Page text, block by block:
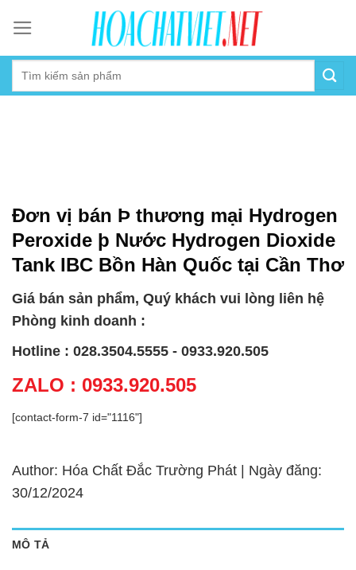
content
Đơn vị bán Þ thương mại Hydrogen
Peroxide þ Nước Hydrogen Dioxide
Tank IBC Bồn Hàn Quốc tại Cần Thơ
Giá bán sản phẩm, Quý khách vui lòng liên hệ
Phòng kinh doanh :
Hotline : 028.3504.5555 - 0933.920.505
ZALO : 0933.920.505
[contact-form-7 id="1116"]
Author: Hóa Chất Đắc Trường Phát | Ngày đăng:
30/12/2024
MÔ TẢ